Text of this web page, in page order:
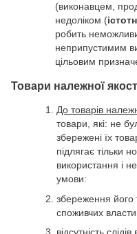
(виконавцем,
недоліком (
робить
неприпустимим
цільовим
Товари належної
До товарів
товари, які: не
збережені їх
підлягає тільки
використання і
умови:
збереження його
споживчих